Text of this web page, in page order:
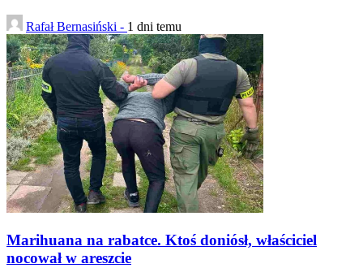
Rafał Bernasiński - 1 dni temu
Marihuana na rabatce. Ktoś doniósł, właściciel
nocował w areszcie